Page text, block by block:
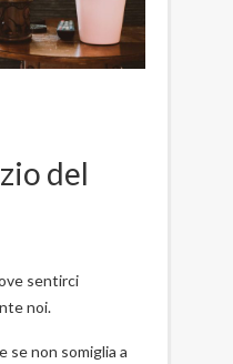
del
sentirci
noi.
se non somiglia a